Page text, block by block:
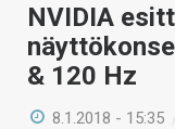
NVIDIA
& 120 Hz
8.1.2018 - 15:35